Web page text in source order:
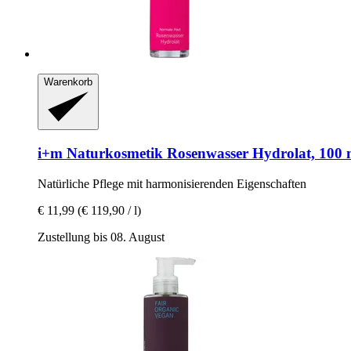
Warenkorb
i+m Naturkosmetik Rosenwasser Hydrolat, 100
Natürliche Pflege mit harmonisierenden Eigenschaften
€ 11,99 (€ 119,90 / l)
Zustellung bis 08. August